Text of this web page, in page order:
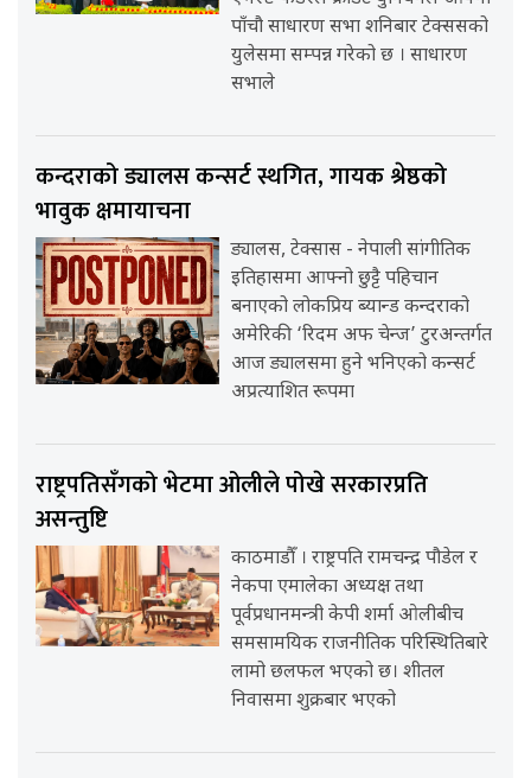
पाँचौ साधारण सभा शनिबार टेक्ससको
युलेसमा सम्पन्न गरेको छ । साधारण
सभाले
कन्दराको ड्यालस कन्सर्ट स्थगित, गायक श्रेष्ठको
भावुक क्षमायाचना
ड्यालस, टेक्सास - नेपाली सांगीतिक
इतिहासमा आफ्नो छुट्टै पहिचान
बनाएको लोकप्रिय ब्यान्ड कन्दराको
अमेरिकी ‘रिदम अफ चेन्ज’ टुरअन्तर्गत
आज ड्यालसमा हुने भनिएको कन्सर्ट
अप्रत्याशित रूपमा
राष्ट्रपतिसँगको भेटमा ओलीले पोखे सरकारप्रति
असन्तुष्टि
काठमाडौँ । राष्ट्रपति रामचन्द्र पौडेल र
नेकपा एमालेका अध्यक्ष तथा
पूर्वप्रधानमन्त्री केपी शर्मा ओलीबीच
समसामयिक राजनीतिक परिस्थितिबारे
लामो छलफल भएको छ। शीतल
निवासमा शुक्रबार भएको